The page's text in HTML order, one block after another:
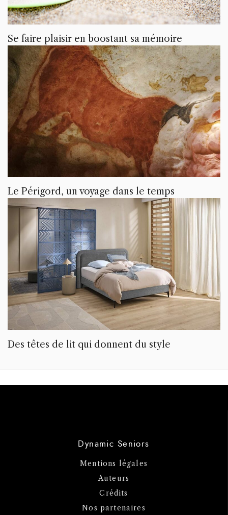
Se faire plaisir en boostant sa mémoire
Le Périgord, un voyage dans le temps
Des têtes de lit qui donnent du style
Dynamic Seniors
Mentions légales
Auteurs
Crédits
Nos partenaires